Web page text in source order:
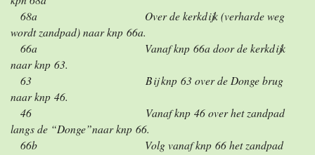
68a Over de kerkdijk (verharde weg
wordt zandpad) naar knp 66a.
66a Vanaf knp 66a door de kerkdijk
naar knp 63.
63 Bij knp 63 over de Donge brug
naar knp 46.
46 Vanaf knp 46 over het zandpad
langs de “Donge”naar knp 66.
66b Volg vanaf knp 66 het zandpad